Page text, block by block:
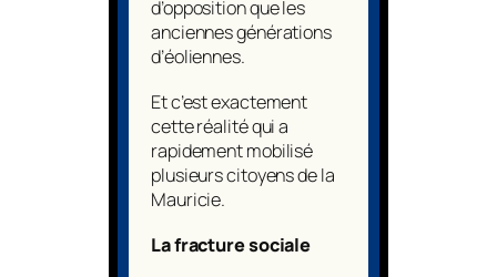
d’opposition que les
anciennes générations
d’éoliennes.
Et c’est exactement
cette réalité qui a
rapidement mobilisé
plusieurs citoyens de la
Mauricie.
La fracture sociale